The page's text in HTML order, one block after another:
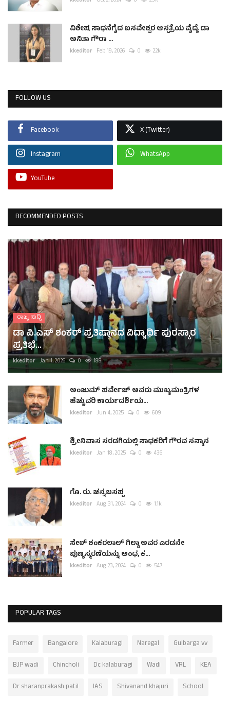
ವಿಶೇಷ ಸಾಧನೆಗೈದ ಬಸವೇಶ್ವರ ಆಸ್ಪತ್ರೆಯ ವೈದ್ಯೆ ಡಾ
ಅನಿತಾ ಗೌರಾ ...
kkeditor Feb 19, 2026 0 2.2k
FOLLOW US
Facebook X (Twitter)
Instagram WhatsApp
YouTube
RECOMMENDED POSTS
ರಾಜ್ಯ ಸುದ್ದಿ
ಡಾ ಪಿ.ಎಸ್ ಶಂಕರ್ ಪ್ರತಿಷ್ಠಾನದ ವಿದ್ಯಾರ್ಥಿ ಪುರಸ್ಕಾರ
ಪ್ರತಿಭೆ...
kkeditor Jan 1, 2026 0 188
ಅಂಜುಮ್ ಪರ್ವೇಜ್ ಅವರು ಮುಖ್ಯಮಂತ್ರಿಗಳ
ಹೆಚ್ಚುವರಿ ಕಾರ್ಯದರ್ಶಿಯ...
kkeditor Jun 4, 2025 0 609
ಶ್ರೀನಿವಾಸ ಸರಡಗಿಯಲ್ಲಿ ಸಾಧಕರಿಗೆ ಗೌರವ ಸನ್ಮಾನ
kkeditor Jan 18, 2025 0 436
ಗೊ. ರು. ಚನ್ನಬಸಪ್ಪ
kkeditor Aug 31, 2024 0 1.1k
ಸೇಠ್ ಶಂಕರಲಾಲ್ ಗಿಲ್ಡಾ ಅವರ ಎರಡನೇ
ಪುಣ್ಯಸ್ಮರಣೆಯನ್ನು ಅಂಧ, ಕ...
kkeditor Aug 23, 2024 0 547
POPULAR TAGS
Farmer Bangalore Kalaburagi Naregal
Gulbarga vv
BJP wadi
Chincholi Dc kalaburagi Wadi VRL
KEA
Dr sharanprakash patil
IAS Shivanand khajuri School